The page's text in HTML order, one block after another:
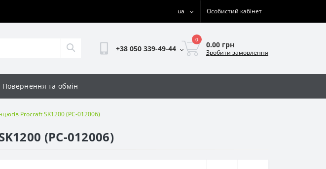
ua Особистий кабінет
+38 050 339-49-44
0
0.00 грн
Зробити замовлення
Повернення та обмін
Procraft SK1200 (PC-012006)
(PC-012006)